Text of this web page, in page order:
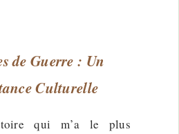
de Guerre : Un
Culturelle
qui m’a le plus